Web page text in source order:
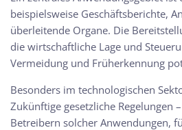
beispielsweise Geschäftsberichte,
überleitende Organe. Die
die wirtschaftliche Lage und
Vermeidung und Früherkennung
Besonders im technologischen
Zukünftige gesetzliche Regelungen
Betreibern solcher Anwendungen,